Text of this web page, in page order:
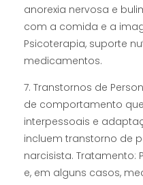
anorexia nervosa e
com a comida e a
Psicoterapia, suporte
medicamentos.
7. Transtornos de
de comportamento
interpessoais e
incluem transtorno de
narcisista. Tratamento:
e, em alguns casos,